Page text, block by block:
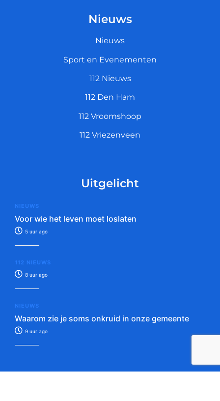
Nieuws
Nieuws
Sport en Evenementen
112 Nieuws
112 Den Ham
112 Vroomshoop
112 Vriezenveen
Uitgelicht
NIEUWS
Voor wie het leven moet loslaten
5 uur ago
112 NIEUWS
8 uur ago
NIEUWS
Waarom zie je soms onkruid in onze gemeente
9 uur ago